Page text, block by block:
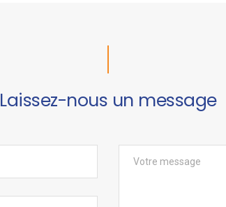
Laissez-nous un message